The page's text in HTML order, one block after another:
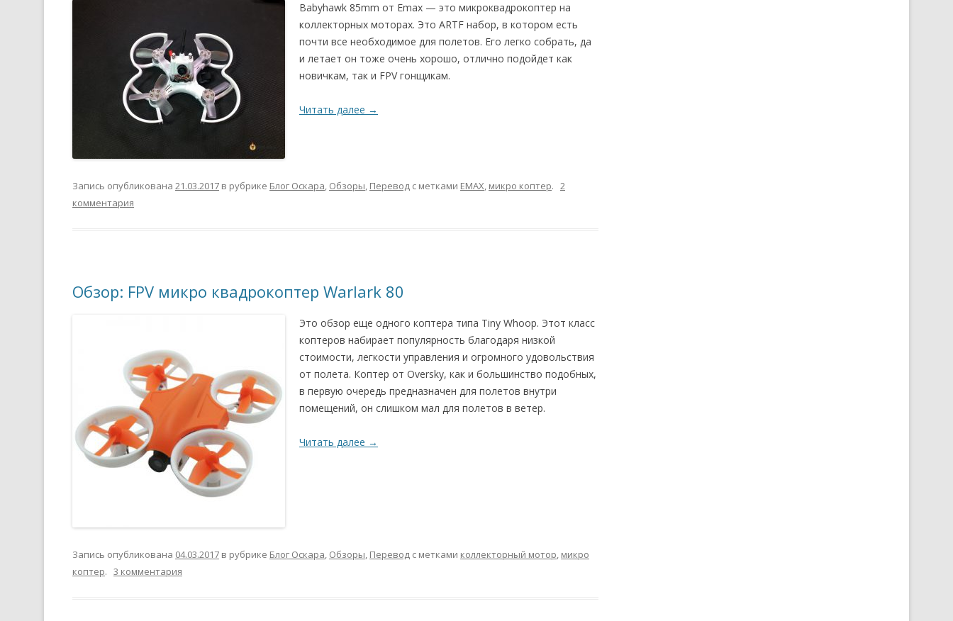
Babyhawk 85mm от Emax — это микроквадрокоптер на
коллекторных моторах. Это ARTF набор, в котором есть
почти все необходимое для полетов. Его легко собрать, да
и летает он тоже очень хорошо, отлично подойдет как
новичкам, так и FPV гонщикам.
Читать далее →
Запись опубликована 21.03.2017 в рубрике Блог Оскара, Обзоры, Перевод с метками EMAX, микро коптер. 2
комментария
Обзор: FPV микро квадрокоптер Warlark 80
Это обзор еще одного коптера типа Tiny Whoop. Этот класс
коптеров набирает популярность благодаря низкой
стоимости, легкости управления и огромного удовольствия
от полета. Коптер от Oversky, как и большинство подобных,
в первую очередь предназначен для полетов внутри
помещений, он слишком мал для полетов в ветер.
Читать далее →
Запись опубликована 04.03.2017 в рубрике Блог Оскара, Обзоры, Перевод с метками коллекторный мотор, микро
коптер. 3 комментария